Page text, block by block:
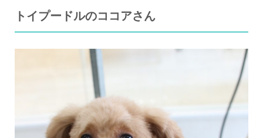
トイプードルのココアさん